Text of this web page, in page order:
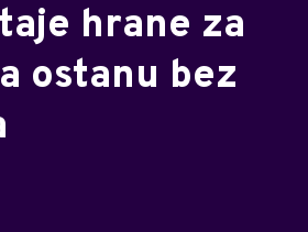
hrane za
ostanu bez